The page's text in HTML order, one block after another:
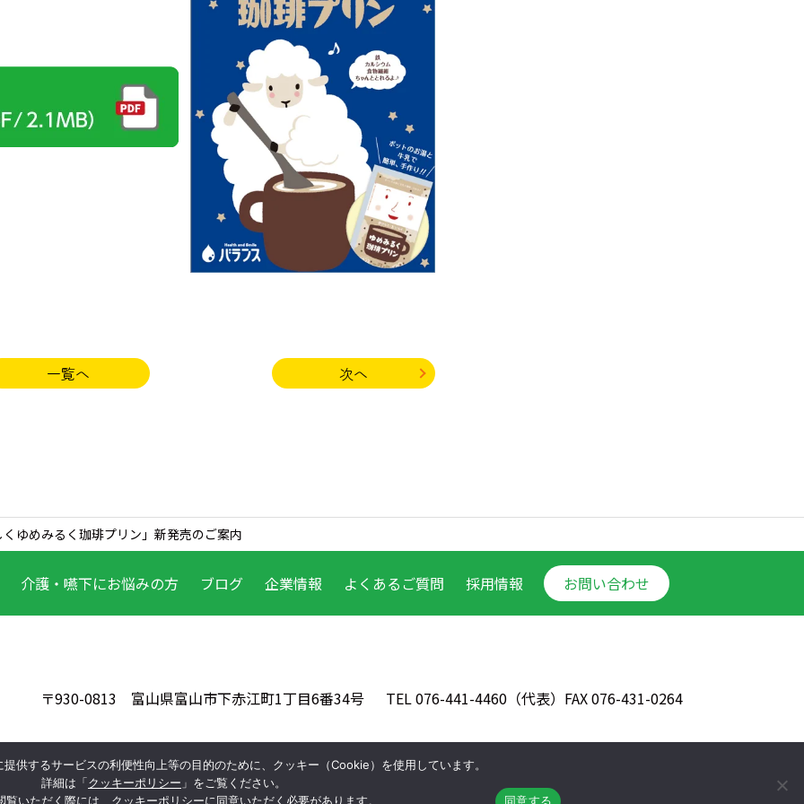
一覧へ 次へ
ゆめみるく珈琲プリン」新発売のご案内
介護・嚥下にお悩みの方 ブログ 企業情報 よくあるご質問 採用情報 お問い合わせ
〒930-0813 富山県富山市下赤江町1丁目6番34号 TEL 076-441-4460（代表） FAX 076-431-0264
プライバシーポリシー 情報セキュリティ基本方針 クッキーポリシー
供するサービスの利便性向上等の目的のために、クッキー（Cookie）を使用しています。
詳細は「クッキーポリシー 」をご覧ください。
覧いただく際には、クッキーポリシーに同意いただく必要があります。
同意する